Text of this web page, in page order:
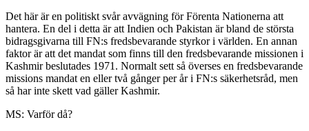
Det här är en politiskt svår avvägning för Förenta Nationerna att
hantera. En del i detta är att Indien och Pakistan är bland de största
bidragsgivarna till FN:s fredsbevarande styrkor i världen. En annan
faktor är att det mandat som finns till den fredsbevarande missionen i
Kashmir beslutades 1971. Normalt sett så överses en fredsbevarande
missions mandat en eller två gånger per år i FN:s säkerhetsråd, men
så har inte skett vad gäller Kashmir.
MS: Varför då?